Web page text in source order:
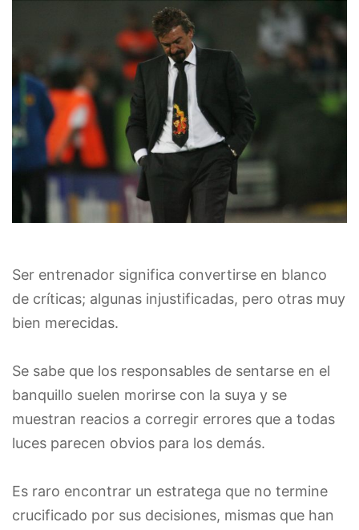
Ser entrenador significa convertirse en blanco
de críticas; algunas injustificadas, pero otras muy
bien merecidas.
Se sabe que los responsables de sentarse en el
banquillo suelen morirse con la suya y se
muestran reacios a corregir errores que a todas
luces parecen obvios para los demás.
Es raro encontrar un estratega que no termine
crucificado por sus decisiones, mismas que han